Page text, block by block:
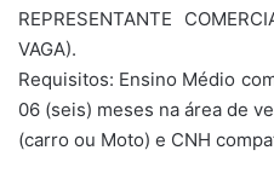
REPRESENTANTE
VAGA).
Requisitos: Ensino Médio
06 (seis) meses na área de
(carro ou Moto) e CNH